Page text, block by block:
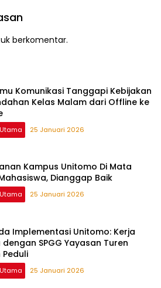
berkomentar.
Komunikasi Tanggapi Kebijakan
Kelas Malam dari Offline ke
25 Januari 2026
Kampus Unitomo Di Mata
Dianggap Baik
25 Januari 2026
Implementasi Unitomo: Kerja
dengan SPGG Yayasan Turen
25 Januari 2026